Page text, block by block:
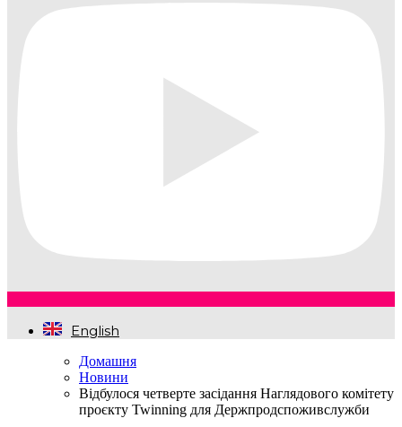
English
Домашня
Новини
Відбулося четверте засідання Наглядового комітету
проєкту Twinning для Держпродспоживслужби